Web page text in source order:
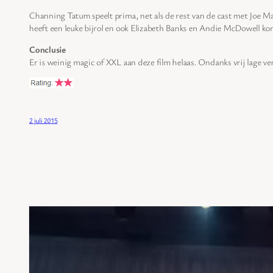
Channing Tatum speelt prima, net als de rest van de cast met Joe
heeft een leuke bijrol en ook Elizabeth Banks en Andie McDowell
Conclusie
Er is weinig magic of XXL aan deze film helaas. Ondanks vrij lage
2 juli 2015